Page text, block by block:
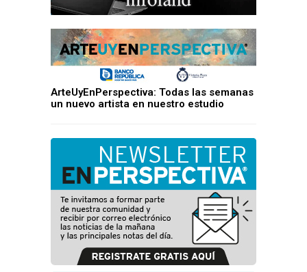
ArteUyEnPerspectiva: Todas las semanas
un nuevo artista en nuestro estudio